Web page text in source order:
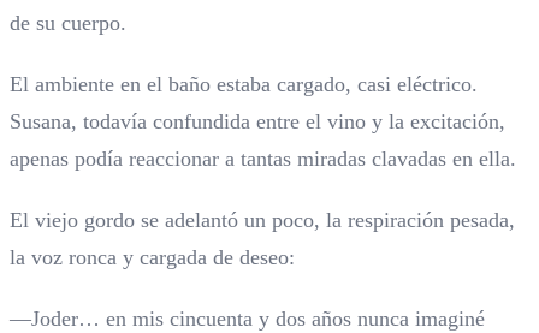
de su cuerpo.
El ambiente en el baño estaba cargado, casi eléctrico.
Susana, todavía confundida entre el vino y la excitación,
apenas podía reaccionar a tantas miradas clavadas en ella.
El viejo gordo se adelantó un poco, la respiración pesada,
la voz ronca y cargada de deseo:
—Joder… en mis cincuenta y dos años nunca imaginé